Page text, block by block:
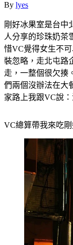
By lyes
剛好冰果室是台中
人分享的珍珠奶茶
惜VC覺得女生不
裝忽略，走北屯路
走，一整個很欠揍
們兩個沒辦法在大
家路上我跟VC說
VC總算帶我來吃